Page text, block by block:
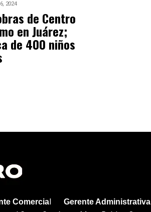
2024
de Centro
en Juárez;
de 400 niños
Comercial
Gerente Administrativa